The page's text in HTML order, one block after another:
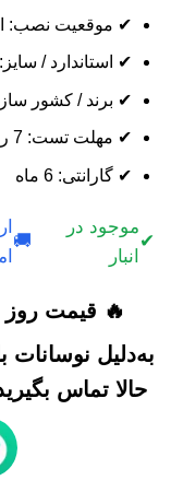
✔ موقعیت نصب:
✔ استاندارد / سایز: OEM
✔ برند / کشور
✔ مهلت تست: 7 روز
✔ گارانتی: 6 ماه
✔
موجود در
انبار
🚚
🔥 قیمت روز
به‌دلیل نوسانات
حالا تماس